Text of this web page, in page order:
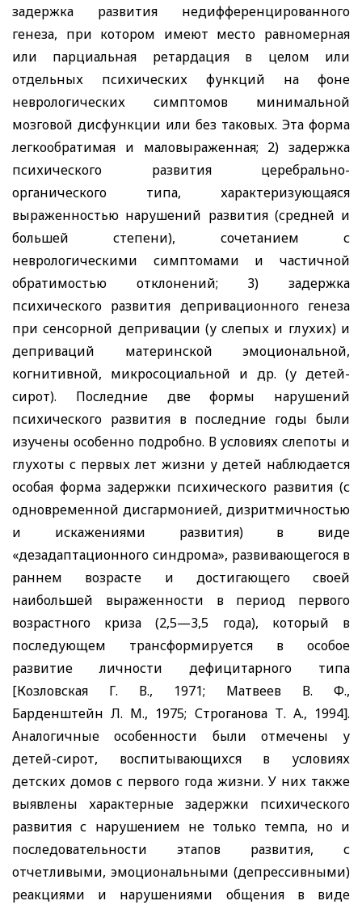
задержка развития недифференцированного
генеза, при котором имеют место равномерная
или парциальная ретардация в целом или
отдельных психических функций на фоне
неврологических симптомов минимальной
мозговой дисфункции или без таковых. Эта форма
легкообратимая и маловыраженная; 2) задержка
психического развития церебрально-
органического типа, характеризующаяся
выраженностью нарушений развития (средней и
большей степени), сочетанием с
неврологическими симптомами и частичной
обратимостью отклонений; 3) задержка
психического развития депривационного генеза
при сенсорной депривации (у слепых и глухих) и
деприваций материнской эмоциональной,
когнитивной, микросоциальной и др. (у детей-
сирот). Последние две формы нарушений
психического развития в последние годы были
изучены особенно подробно. В условиях слепоты и
глухоты с первых лет жизни у детей наблюдается
особая форма задержки психического развития (с
одновременной дисгармонией, дизритмичностью
и искажениями развития) в виде
«дезадаптационного синдрома», развивающегося в
раннем возрасте и достигающего своей
наибольшей выраженности в период первого
возрастного криза (2,5—3,5 года), который в
последующем трансформируется в особое
развитие личности дефицитарного типа
[Козловская Г. В., 1971; Матвеев В. Ф.,
Барденштейн Л. М., 1975; Строганова Т. А., 1994].
Аналогичные особенности были отмечены у
детей-сирот, воспитывающихся в условиях
детских домов с первого года жизни. У них также
выявлены характерные задержки психического
развития с нарушением не только темпа, но и
последовательности этапов развития, с
отчетливыми, эмоциональными (депрессивными)
реакциями и нарушениями общения в виде